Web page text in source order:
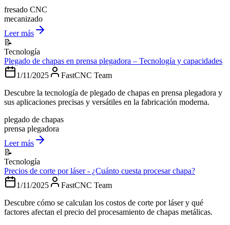
fresado CNC
mecanizado
Leer más
📝
Tecnología
Plegado de chapas en prensa plegadora – Tecnología y capacidades
1/11/2025
FastCNC Team
Descubre la tecnología de plegado de chapas en prensa plegadora y
sus aplicaciones precisas y versátiles en la fabricación moderna.
plegado de chapas
prensa plegadora
Leer más
📝
Tecnología
Precios de corte por láser - ¿Cuánto cuesta procesar chapa?
1/11/2025
FastCNC Team
Descubre cómo se calculan los costos de corte por láser y qué
factores afectan el precio del procesamiento de chapas metálicas.